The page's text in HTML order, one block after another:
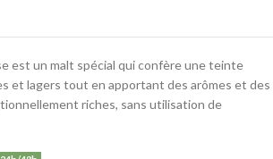
est un malt spécial qui confère une teinte
et lagers tout en apportant des arômes et des
riches, sans utilisation de